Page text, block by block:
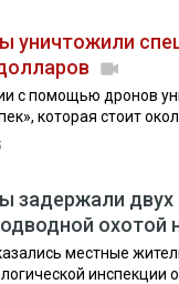
уничтожили
с помощью дронов
которая стоит
задержали
охотой
местные
инспекции